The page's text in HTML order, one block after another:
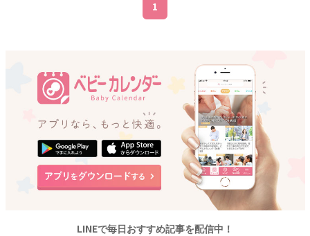
1
LINEで毎日おすすめ記事を配信中！